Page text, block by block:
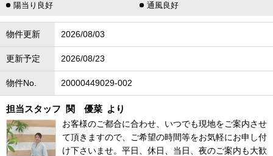
陽当り良好
通風良好
物件更新 2026/08/03
更新予定 2026/08/23
物件No. 20000449029-002
担当スタッフ 関 優菜 より
お客様のご都合に合わせ、いつでも現地をご案内させ
て頂きますので、ご希望の時間等をお気軽にお申し付
け下さいませ。平日、休日、当日、夜のご案内も大歓